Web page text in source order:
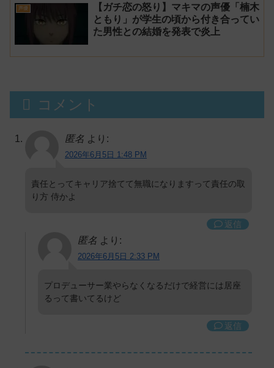
声優
【ガチ恋の怒り】マキマの声優「楠木
ともり」が学生の頃から付き合ってい
た男性との結婚を発表で炎上
コメント
匿名 より:
2026年6月5日 1:48 PM
責任とってキャリア捨てて無職になりますって責任の取
り方 侍かよ
返信
匿名 より:
2026年6月5日 2:33 PM
プロデューサー業やらなくなるだけで経営には居座
るって書いてるけど
返信